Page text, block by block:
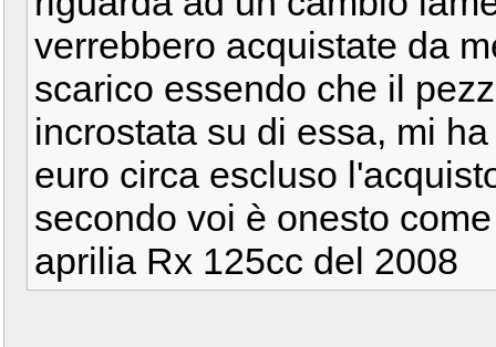
verrebbero acquistate da
scarico essendo che il
incrostata su di essa, mi
euro circa escluso
secondo voi è onesto
aprilia Rx 125cc del 2008